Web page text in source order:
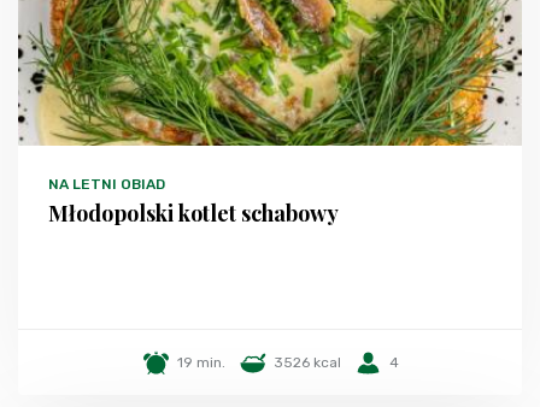
NA LETNI OBIAD
Młodopolski kotlet schabowy
19 min. 3526 kcal 4